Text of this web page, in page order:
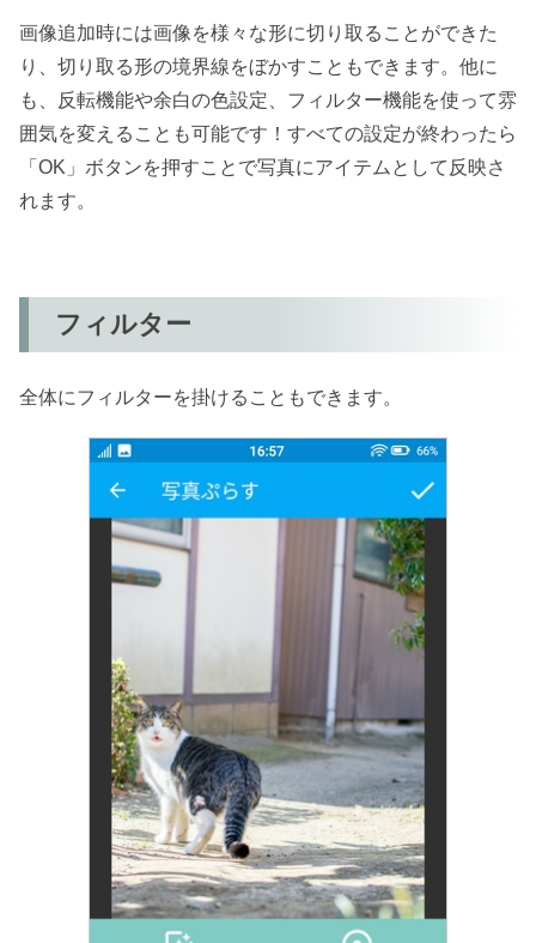
画像追加時には画像を様々な形に切り取ることができた
り、切り取る形の境界線をぼかすこともできます。他に
も、反転機能や余白の色設定、フィルター機能を使って雰
囲気を変えることも可能です！すべての設定が終わったら
「OK」ボタンを押すことで写真にアイテムとして反映さ
れます。
フィルター
全体にフィルターを掛けることもできます。